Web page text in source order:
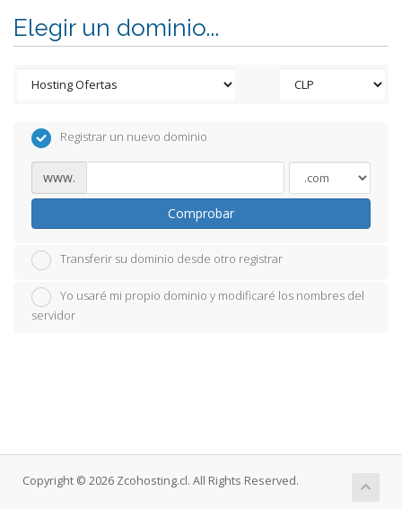
Elegir un dominio...
Registrar un nuevo dominio
www.
Comprobar
Transferir su dominio desde otro registrar
Yo usaré mi propio dominio y modificaré los nombres del
servidor
Copyright © 2026 Zcohosting.cl. All Rights Reserved.